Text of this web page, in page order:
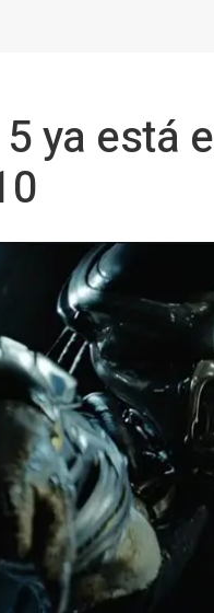
ya está